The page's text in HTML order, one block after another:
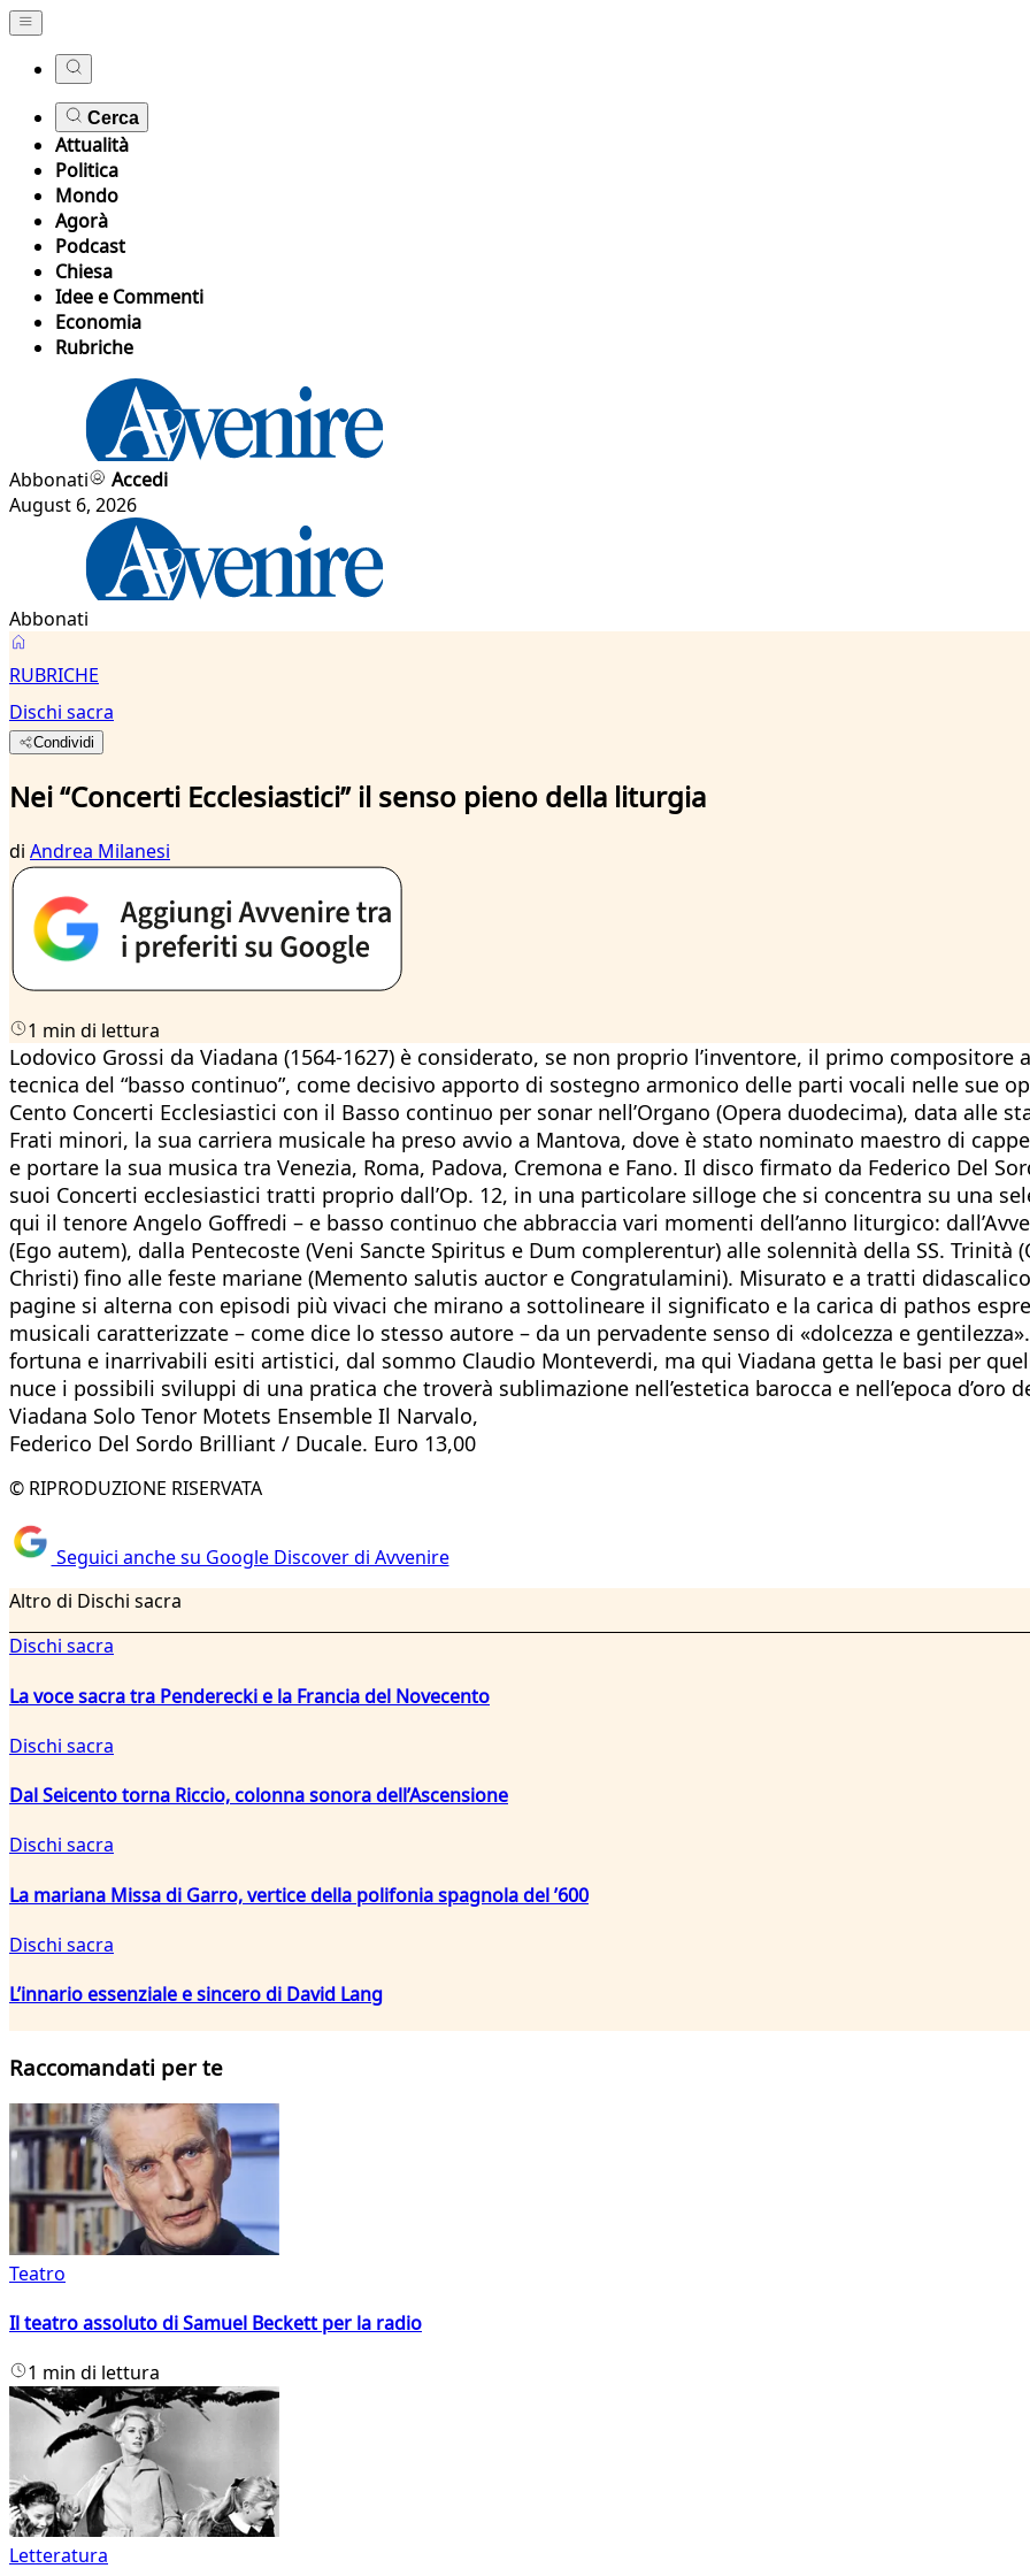
Cerca
Attualità
Politica
Mondo
Agorà
Podcast
Chiesa
Idee e Commenti
Economia
Rubriche
Abbonati
Accedi
August 6, 2026
Abbonati
RUBRICHE
Dischi sacra
Condividi
Nei “Concerti Ecclesiastici” il senso pieno della liturgia
di Andrea Milanesi
1 min di lettura
Lodovico Grossi da Viadana (1564-1627) è considerato, se non proprio l’inventore, il primo
tecnica del “basso continuo”, come decisivo apporto di sostegno armonico delle parti vocali nelle sue
Cento Concerti Ecclesiastici con il Basso continuo per sonar nell’Organo (Opera duodecima), data alle
Frati minori, la sua carriera musicale ha preso avvio a Mantova, dove è stato nominato maestro di
e portare la sua musica tra Venezia, Roma, Padova, Cremona e Fano. Il disco firmato da Federico Del
suoi Concerti ecclesiastici tratti proprio dall’Op. 12, in una particolare silloge che si concentra su una
qui il tenore Angelo Goffredi – e basso continuo che abbraccia vari momenti dell’anno liturgico:
(Ego autem), dalla Pentecoste (Veni Sancte Spiritus e Dum complerentur) alle solennità della SS. Trinità
Christi) fino alle feste mariane (Memento salutis auctor e Congratulamini). Misurato e a tratti
pagine si alterna con episodi più vivaci che mirano a sottolineare il significato e la carica di pathos
musicali caratterizzate – come dice lo stesso autore – da un pervadente senso di «dolcezza e
fortuna e inarrivabili esiti artistici, dal sommo Claudio Monteverdi, ma qui Viadana getta le basi per
nuce i possibili sviluppi di una pratica che troverà sublimazione nell’estetica barocca e nell’epoca
Viadana Solo Tenor Motets Ensemble Il Narvalo,
Federico Del Sordo Brilliant / Ducale. Euro 13,00
© RIPRODUZIONE RISERVATA
Seguici anche su Google Discover di Avvenire
Altro di Dischi sacra
Dischi sacra
La voce sacra tra Penderecki e la Francia del Novecento
Dischi sacra
Dal Seicento torna Riccio, colonna sonora dell’Ascensione
Dischi sacra
La mariana Missa di Garro, vertice della polifonia spagnola del ’600
Dischi sacra
L’innario essenziale e sincero di David Lang
Raccomandati per te
Teatro
Il teatro assoluto di Samuel Beckett per la radio
1 min di lettura
Letteratura